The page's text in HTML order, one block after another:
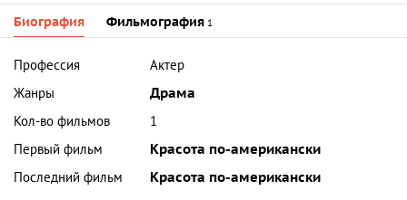
Биография Фильмография 1
Профессия
Актер
Жанры
Драма
Кол-во фильмов
1
Первый фильм
Красота по-американски
Последний фильм
Красота по-американски